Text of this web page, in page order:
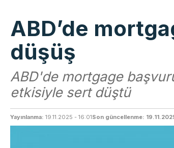
ABD’de
düşüş
ABD'de mortgage
etkisiyle sert düştü
Yayınlanma: 19.11.2025 - 16:01Son güncellenme: